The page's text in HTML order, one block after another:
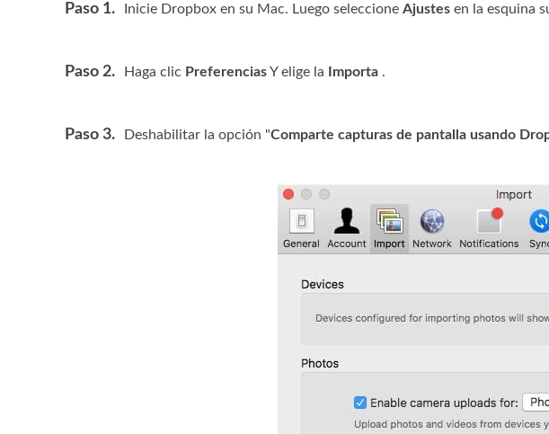
Paso 1. Inicie Dropbox en su Mac. Luego seleccione Ajustes en la esquina
Paso 2. Haga clic PreferenciasY elige la Importa .
Paso 3. Deshabilitar la opción "Comparte capturas de pantalla usando